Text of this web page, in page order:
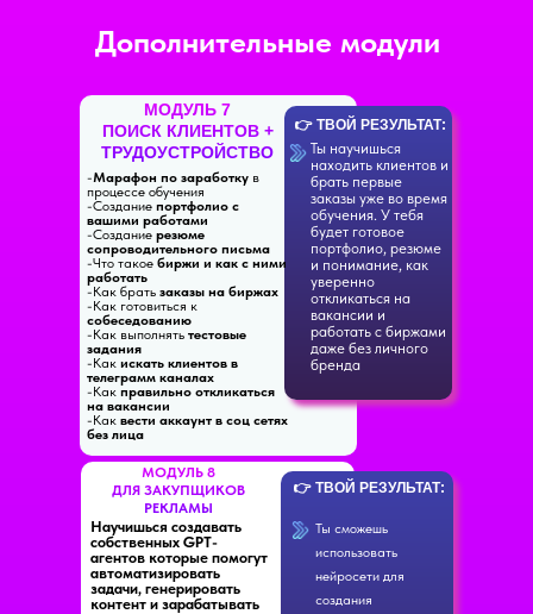
МОДУЛЬ 8
ДЛЯ ЗАКУПЩИКОВ
РЕКЛАМЫ
Научишься создавать
собственных GPT-
агентов которые помогут
автоматизировать
задачи, генерировать
контент и зарабатывать
👉 ТВОЙ РЕЗУЛЬТАТ:
Ты сможешь
использовать
нейросети для
создания
Ты научишься
находить клиентов и
брать первые
заказы уже во время
обучения. У тебя
будет готовое
портфолио, резюме
и понимание, как
уверенно
откликаться на
вакансии и
работать с биржами
даже без личного
бренда
👉 ТВОЙ РЕЗУЛЬТАТ:
Дополнительные модули
МОДУЛЬ 7
ПОИСК КЛИЕНТОВ +
ТРУДОУСТРОЙСТВО
-Марафон по заработку в
процессе обучения
-Создание портфолио с
вашими работами
-Создание резюме
сопроводительного письма
-Что такое биржи и как с ними
работать
-Как брать заказы на биржах
-Как готовиться к
собеседованию
-Как выполнять тестовые
задания
-Как искать клиентов в
телеграмм каналах
-Как правильно откликаться
на вакансии
-Как вести аккаунт в соц сетях
без лица